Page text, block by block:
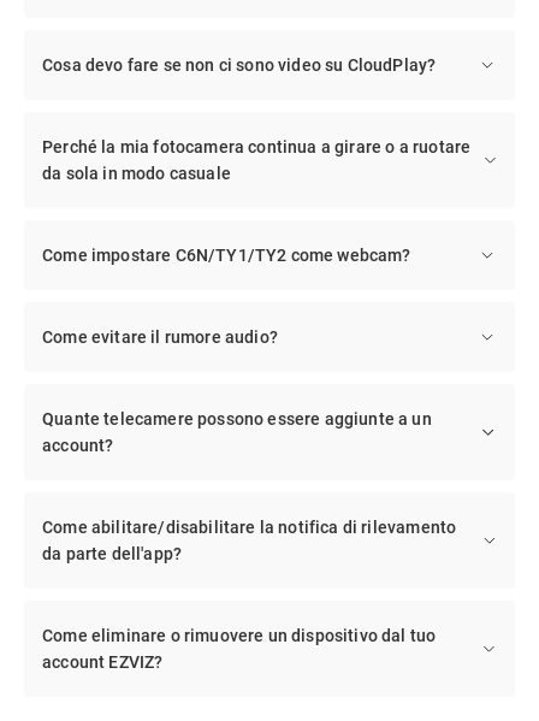
Cosa devo fare se non ci sono video su CloudPlay?
Perché la mia fotocamera continua a girare o a ruotare
da sola in modo casuale
Come impostare C6N/TY1/TY2 come webcam?
Come evitare il rumore audio?
Quante telecamere possono essere aggiunte a un
account?
Come abilitare/disabilitare la notifica di rilevamento
da parte dell'app?
Come eliminare o rimuovere un dispositivo dal tuo
account EZVIZ?